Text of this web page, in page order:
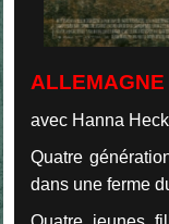
ALLEMAGNE
avec Hanna
Quatre
dans une ferme